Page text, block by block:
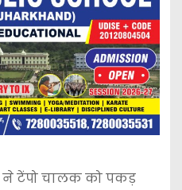
ने टेंपो चालक को पकड़